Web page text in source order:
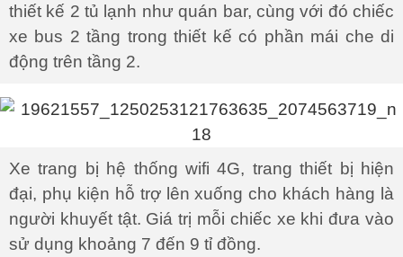
thiết kế 2 tủ lạnh như quán bar, cùng với đó chiếc
xe bus 2 tầng trong thiết kế có phần mái che di
động trên tầng 2.
Xe trang bị hệ thống wifi 4G, trang thiết bị hiện
đại, phụ kiện hỗ trợ lên xuống cho khách hàng là
người khuyết tật. Giá trị mỗi chiếc xe khi đưa vào
sử dụng khoảng 7 đến 9 tỉ đồng.